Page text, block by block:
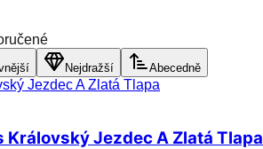
Nejdražší Abecedně
Jezdec A Zlatá Tlapa